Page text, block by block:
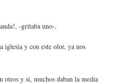
-gritaba uno-.
iglesia y con este olor, ya nos
otros y si, muchos daban la media